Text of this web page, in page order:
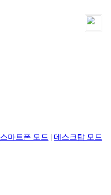
스마트폰 모드 | 데스크탑 모드